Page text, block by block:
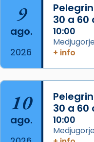
de Barcelona.
2 weeks ago
Aquest dilluns, 27
missa d’acció de
comitè
del Sant Pare Lleó
col·laboradors, a
L’arquebisbe de
Josep Omella, ha
concelebrat el
Mons. David
9
ago.
2026
30 a 60
10:00
+ info
10
ago.
30 a 60
10:00